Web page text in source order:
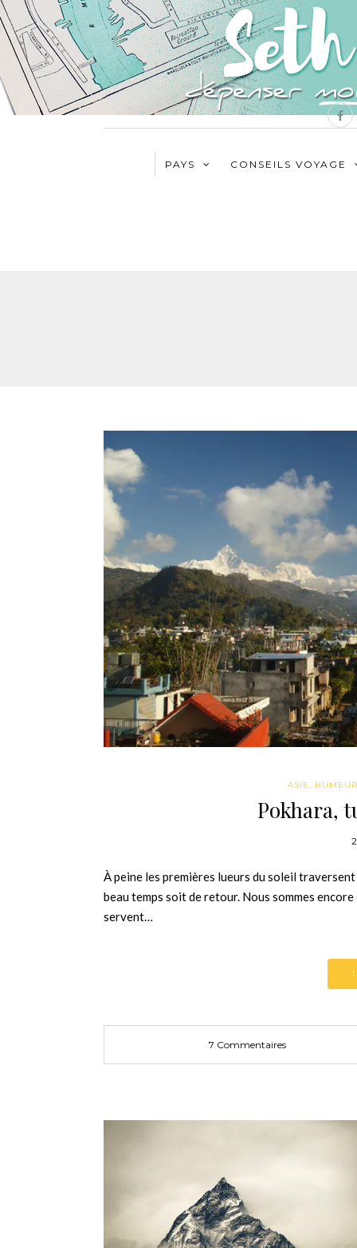
PAYS CONSEILS VOYAGE
ASIE, HUMEUR
Pokhara,
À peine les premières lueurs du soleil
beau temps soit de retour. Nous sommes
servent…
7 Commentaires